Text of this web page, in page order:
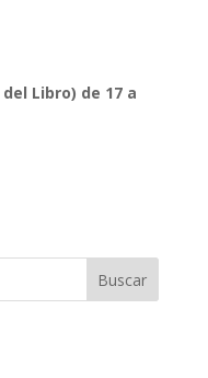
Libro) de 17 a